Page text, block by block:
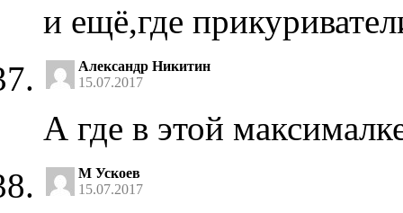
и ещё,где
Александр Никитин
15.07.2017
А где в этой
М Ускоев
15.07.2017